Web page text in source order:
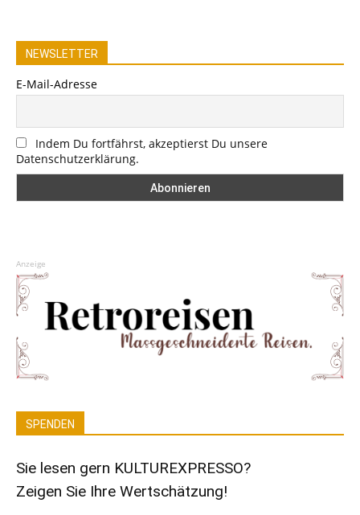
NEWSLETTER
E-Mail-Adresse
Indem Du fortfährst, akzeptierst Du unsere
Datenschutzerklärung.
Anzeige
SPENDEN
Sie lesen gern KULTUREXPRESSO?
Zeigen Sie Ihre Wertschätzung!